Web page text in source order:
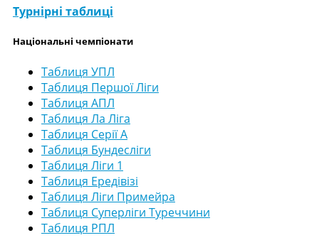
Турнірні таблиці
Національні чемпіонати
Таблиця УПЛ
Таблиця Першої Ліги
Таблиця АПЛ
Таблиця Ла Ліга
Таблиця Серії А
Таблиця Бундесліги
Таблиця Ліги 1
Таблиця Ередівізі
Таблиця Ліги Примейра
Таблиця Суперліги Туреччини
Таблиця РПЛ